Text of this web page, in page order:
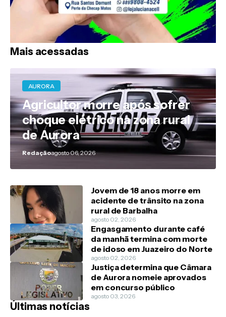
Mais acessadas
AURORA
Agricultor morre após sofrer
choque elétrico na zona rural
de Aurora
Redaçãoagosto 06, 2026
Jovem de 18 anos morre em
acidente de trânsito na zona
rural de Barbalha
agosto 02, 2026
Engasgamento durante café
da manhã termina com morte
de idoso em Juazeiro do Norte
agosto 02, 2026
Justiça determina que Câmara
de Aurora nomeie aprovados
em concurso público
agosto 03, 2026
Últimas notícias